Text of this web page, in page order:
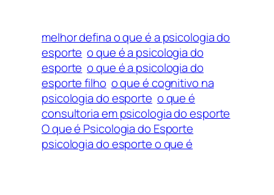
melhor defina o que é a psicologia do
esporte o que é a psicologia do
esporte o que é a psicologia do
esporte filho o que é cognitivo na
psicologia do esporte o que é
consultoria em psicologia do esporte
O que é Psicologia do Esporte
psicologia do esporte o que é